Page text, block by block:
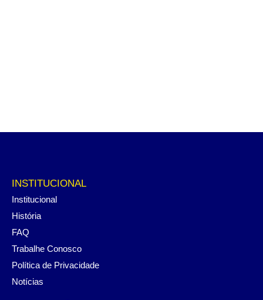
INSTITUCIONAL
Institucional
História
FAQ
Trabalhe Conosco
Política de Privacidade
Notícias